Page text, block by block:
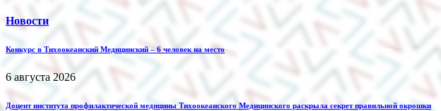
Новости
Конкурс в Тихоокеанский Медицинский – 6 человек на место
6 августа 2026
Доцент института профилактической медицины Тихоокеанского Медицинского раскрыла секрет правильной окрошки